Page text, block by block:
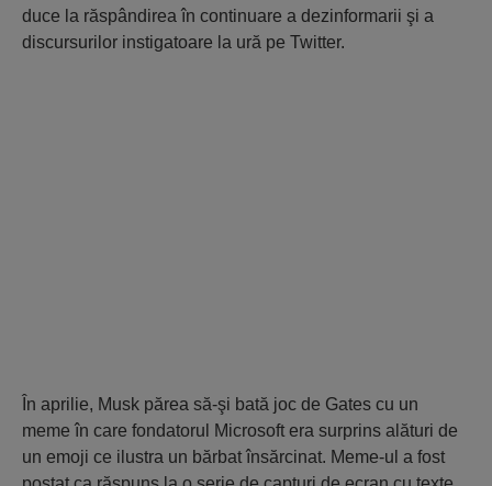
duce la răspândirea în continuare a dezinformarii şi a
discursurilor instigatoare la ură pe Twitter.
În aprilie, Musk părea să-şi bată joc de Gates cu un
meme în care fondatorul Microsoft era surprins alături de
un emoji ce ilustra un bărbat însărcinat. Meme-ul a fost